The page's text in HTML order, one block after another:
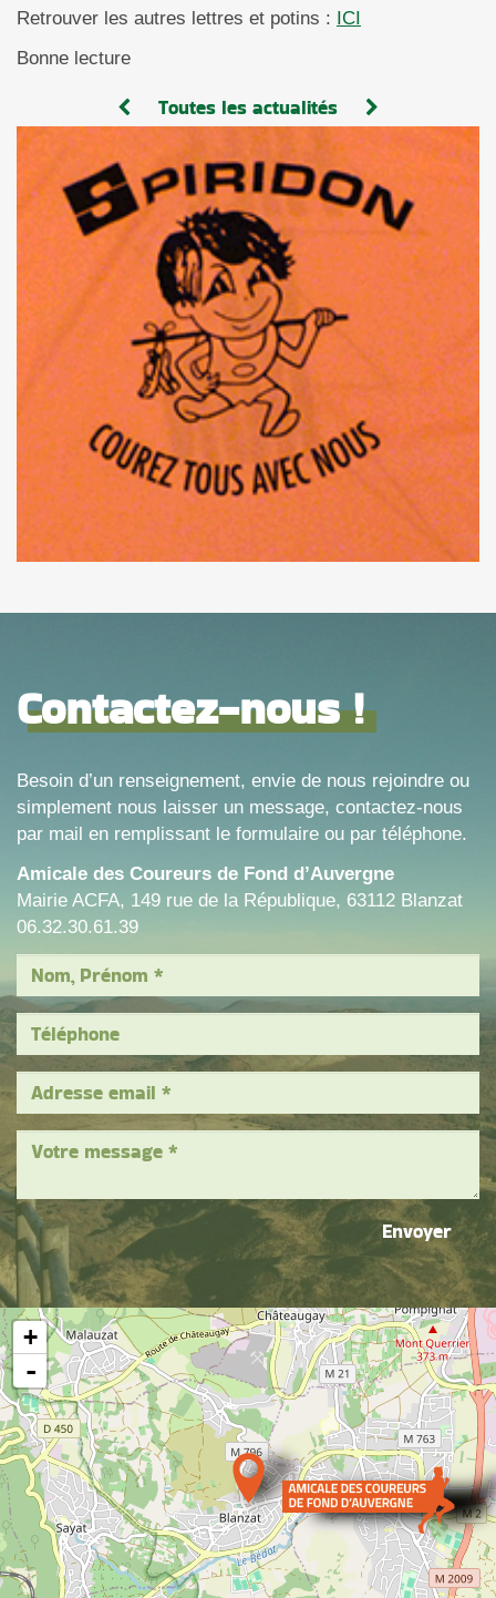
Retrouver les autres lettres et potins : ICI
Bonne lecture
Toutes les actualités
Contactez-nous !
Besoin d’un renseignement, envie de nous rejoindre ou
simplement nous laisser un message, contactez-nous
par mail en remplissant le formulaire ou par téléphone.
Amicale des Coureurs de Fond d’Auvergne
Mairie ACFA, 149 rue de la République, 63112 Blanzat
06.32.30.61.39
Envoyer
+
-